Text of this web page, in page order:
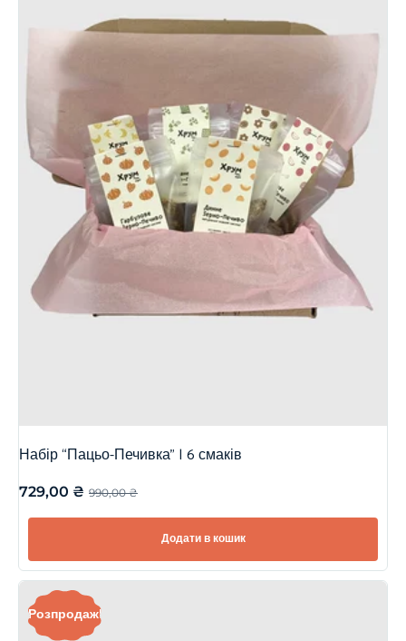
Набір “Пацьо-Печивка” | 6 смаків
990,00₴
729,00 ₴
Додати в кошик
Розпродаж!